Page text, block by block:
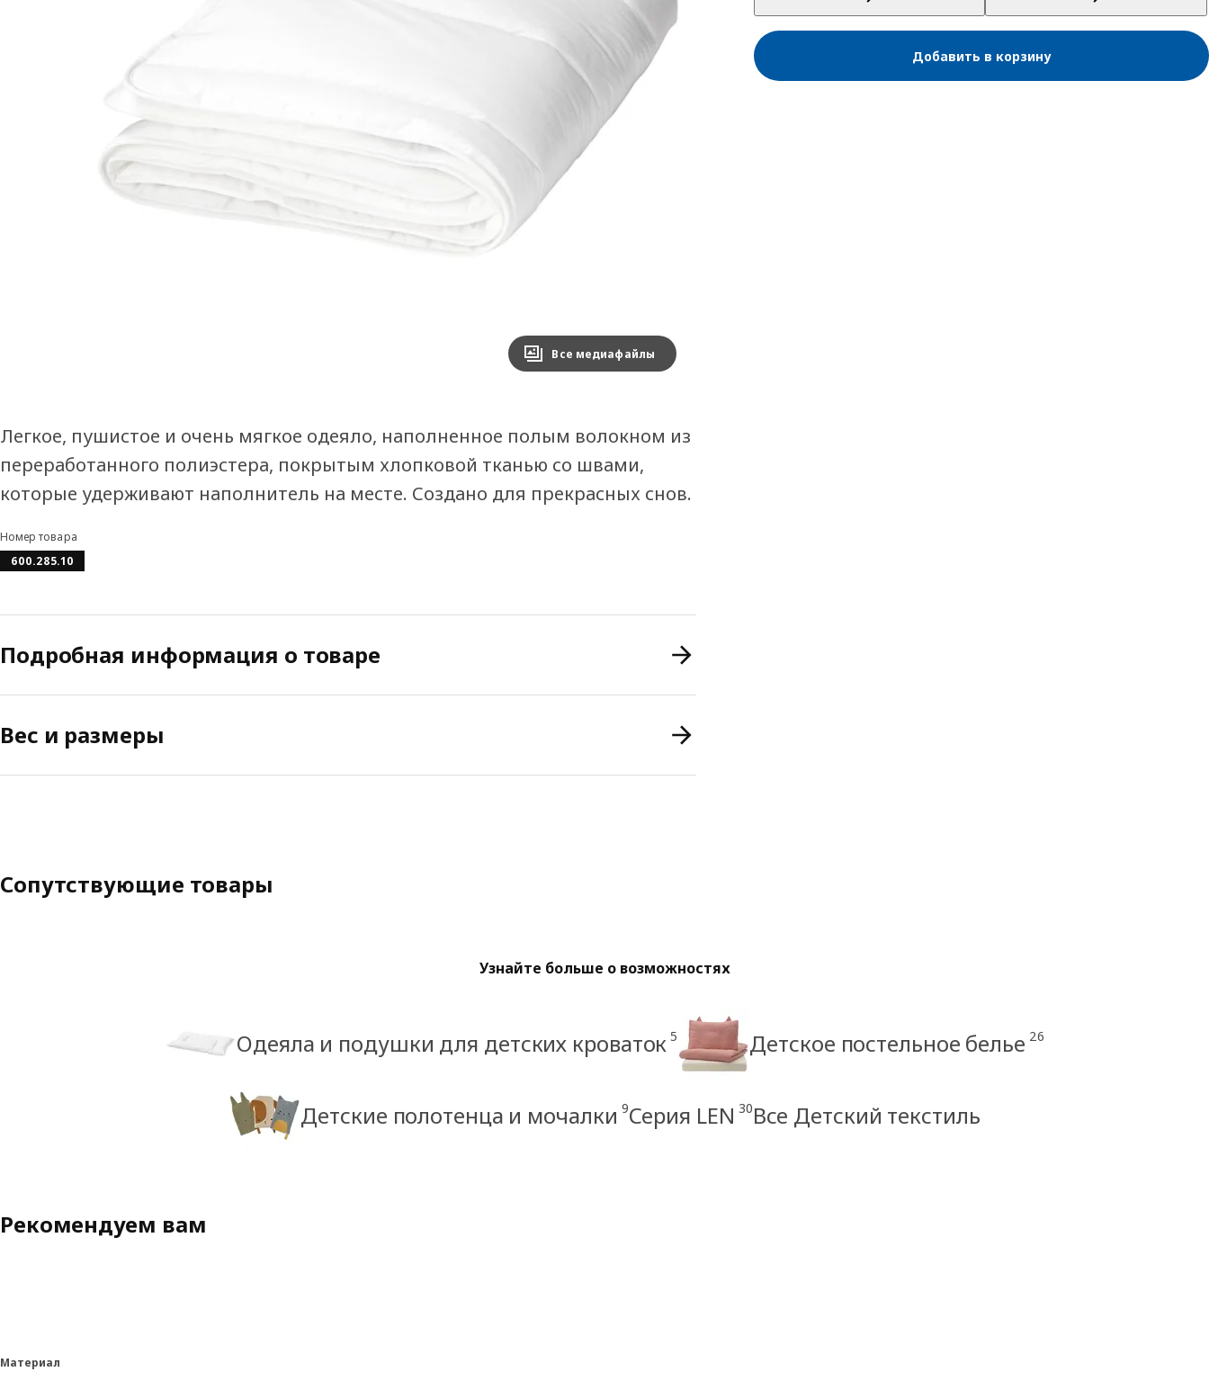
Image zoomed out, normal view
Все медиафайлы
Добавить в корзину
Легкое, пушистое и очень мягкое одеяло, наполненное полым волокном из
переработанного полиэстера, покрытым хлопковой тканью со швами,
которые удерживают наполнитель на месте. Создано для прекрасных снов.
Номер товара
600.285.10
Подробная информация о товаре
Вес и размеры
Сопутствующие товары
Узнайте больше о возможностях
Одеяла и подушки для детских кроваток 5 Детское постельное белье 26
Детские полотенца и мочалки 9Серия LEN 30Все Детский текстиль
Рекомендуем вам
Материал